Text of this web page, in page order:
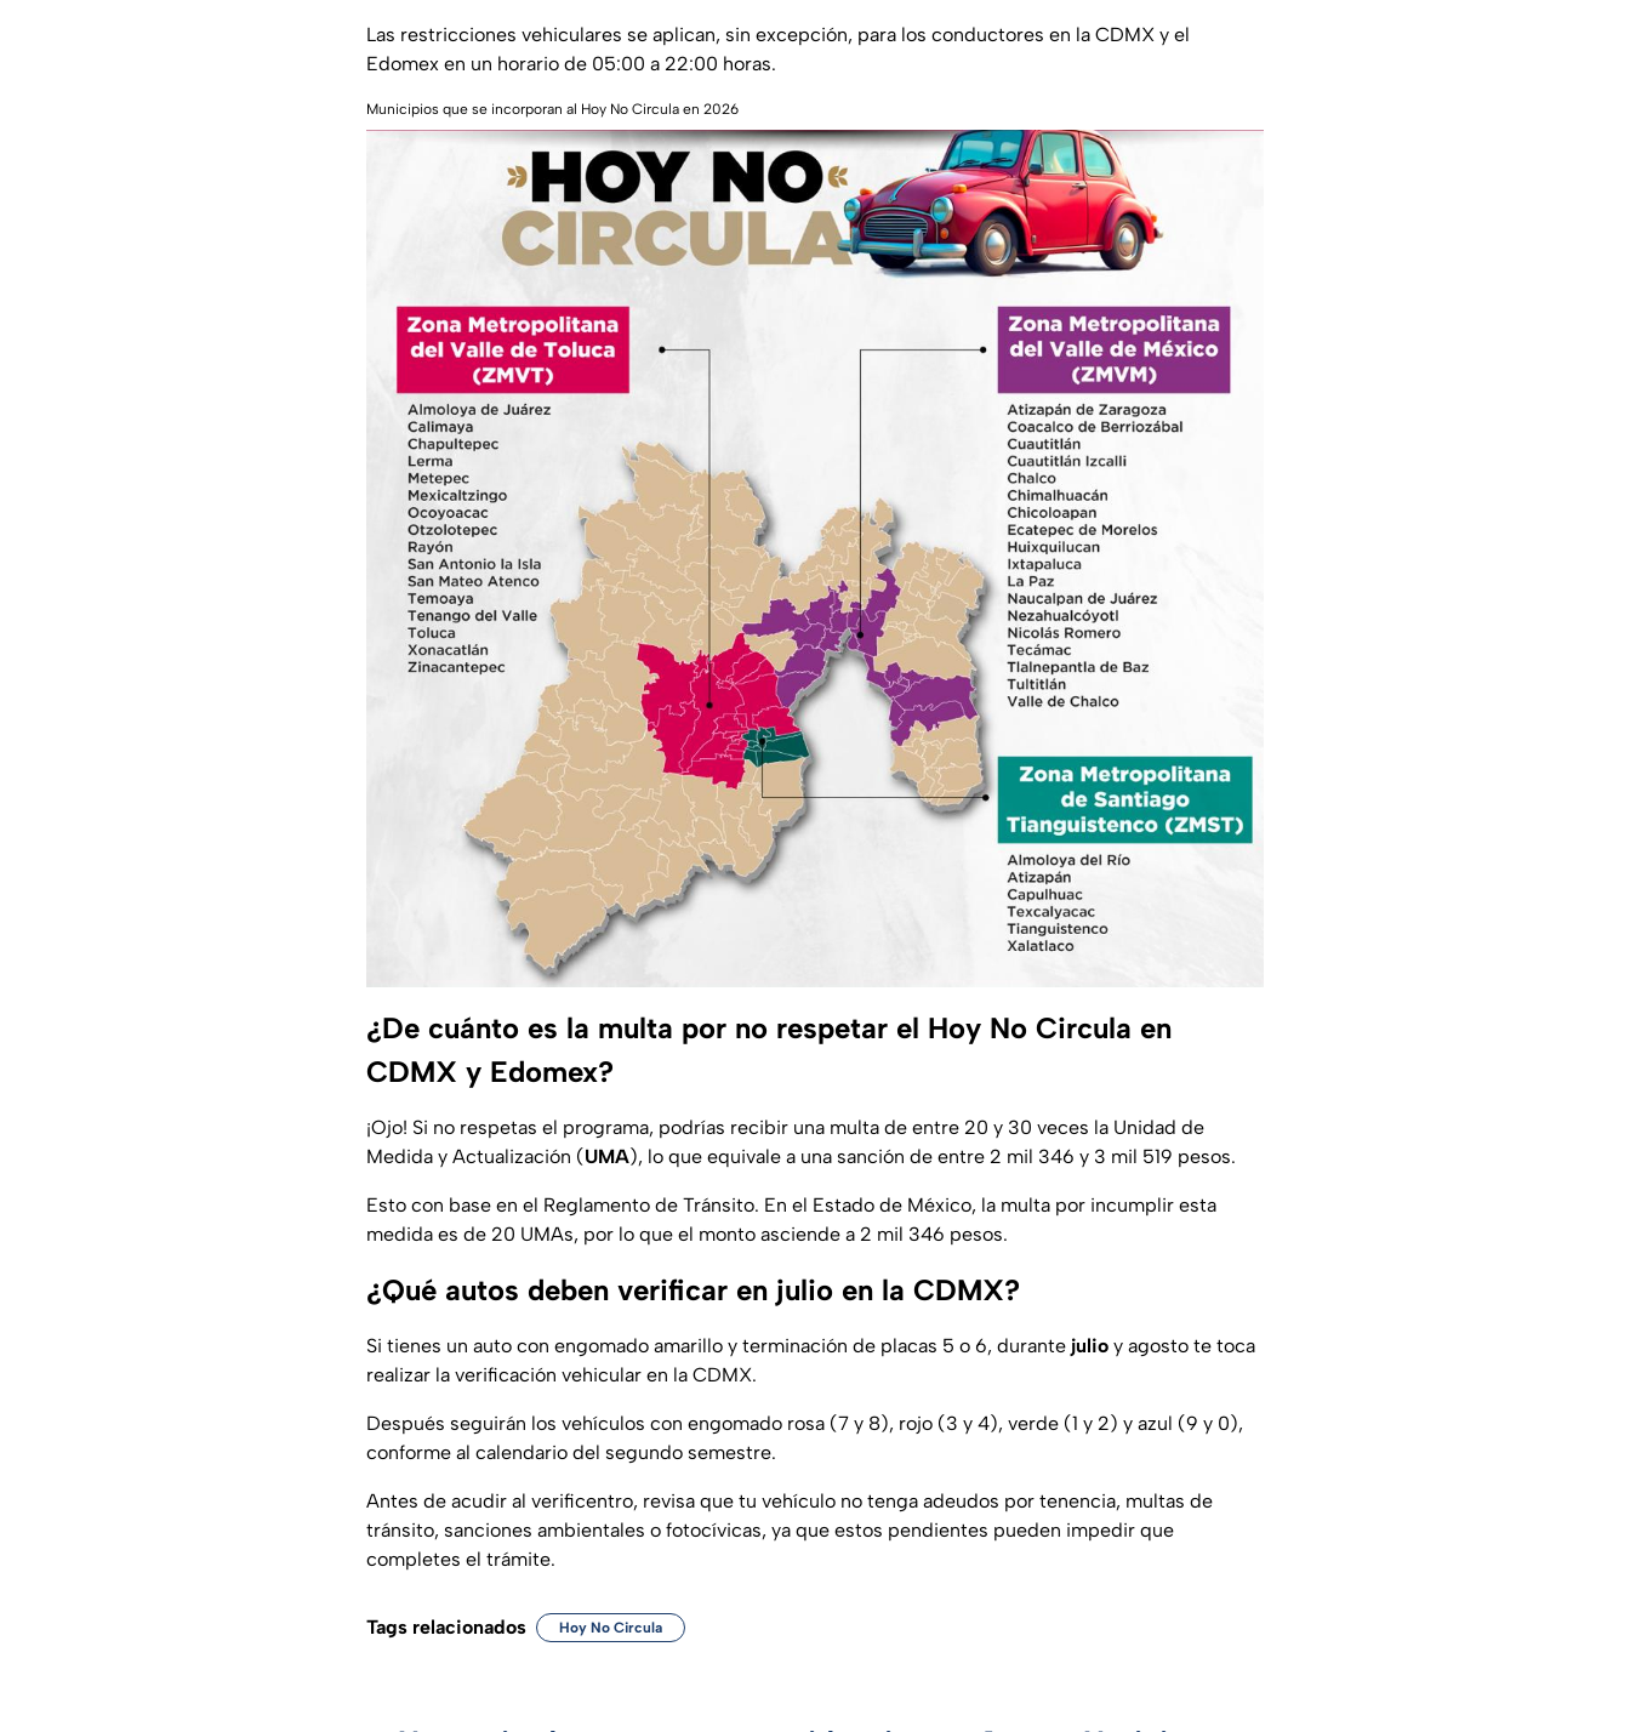
Las restricciones vehiculares se aplican, sin excepción, para los conductores en la CDMX y el
Edomex en un horario de 05:00 a 22:00 horas.
Municipios que se incorporan al Hoy No Circula en 2026
¿De cuánto es la multa por no respetar el Hoy No Circula en
CDMX y Edomex?
¡Ojo! Si no respetas el programa, podrías recibir una multa de entre 20 y 30 veces la Unidad de
Medida y Actualización (UMA), lo que equivale a una sanción de entre 2 mil 346 y 3 mil 519 pesos.
Esto con base en el Reglamento de Tránsito. En el Estado de México, la multa por incumplir esta
medida es de 20 UMAs, por lo que el monto asciende a 2 mil 346 pesos.
¿Qué autos deben verificar en julio en la CDMX?
Si tienes un auto con engomado amarillo y terminación de placas 5 o 6, durante julio y agosto te toca
realizar la verificación vehicular en la CDMX.
Después seguirán los vehículos con engomado rosa (7 y 8), rojo (3 y 4), verde (1 y 2) y azul (9 y 0),
conforme al calendario del segundo semestre.
Antes de acudir al verificentro, revisa que tu vehículo no tenga adeudos por tenencia, multas de
tránsito, sanciones ambientales o fotocívicas, ya que estos pendientes pueden impedir que
completes el trámite.
Tags relacionados Hoy No Circula